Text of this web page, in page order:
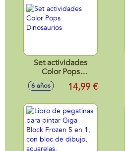
Set actividades
Color Pops
Dinosaurios
6 años 14,99 €